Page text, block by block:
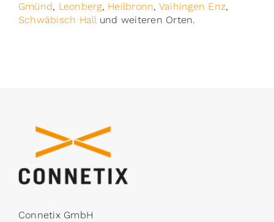
Gmünd, Leonberg, Heilbronn, Vaihingen Enz,
Schwäbisch Hallund weiteren Orten.
Connetix GmbH